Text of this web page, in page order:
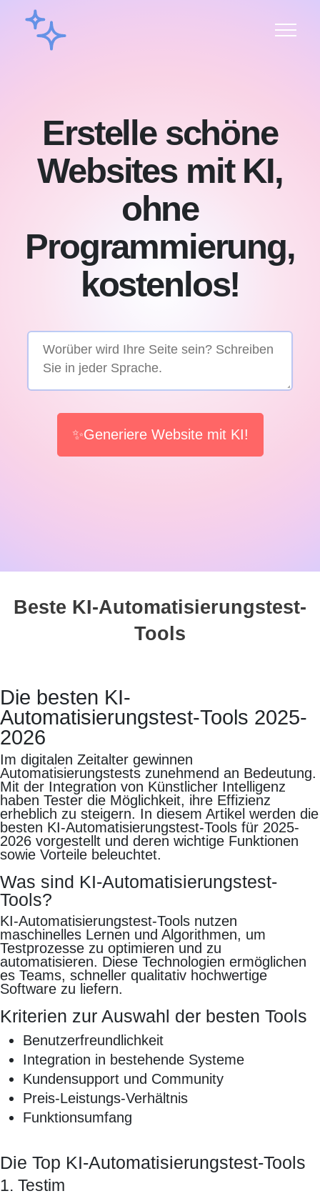
Erstelle schöne
Websites mit KI,
ohne
Programmierung,
kostenlos!
✨Generiere Website mit KI!
Beste KI-Automatisierungstest-
Tools
Die besten KI-
Automatisierungstest-Tools 2025-
2026
Im digitalen Zeitalter gewinnen
Automatisierungstests zunehmend an Bedeutung.
Mit der Integration von Künstlicher Intelligenz
haben Tester die Möglichkeit, ihre Effizienz
erheblich zu steigern. In diesem Artikel werden die
besten KI-Automatisierungstest-Tools für 2025-
2026 vorgestellt und deren wichtige Funktionen
sowie Vorteile beleuchtet.
Was sind KI-Automatisierungstest-
Tools?
KI-Automatisierungstest-Tools nutzen
maschinelles Lernen und Algorithmen, um
Testprozesse zu optimieren und zu
automatisieren. Diese Technologien ermöglichen
es Teams, schneller qualitativ hochwertige
Software zu liefern.
Kriterien zur Auswahl der besten Tools
Benutzerfreundlichkeit
Integration in bestehende Systeme
Kundensupport und Community
Preis-Leistungs-Verhältnis
Funktionsumfang
Die Top KI-Automatisierungstest-Tools
1. Testim